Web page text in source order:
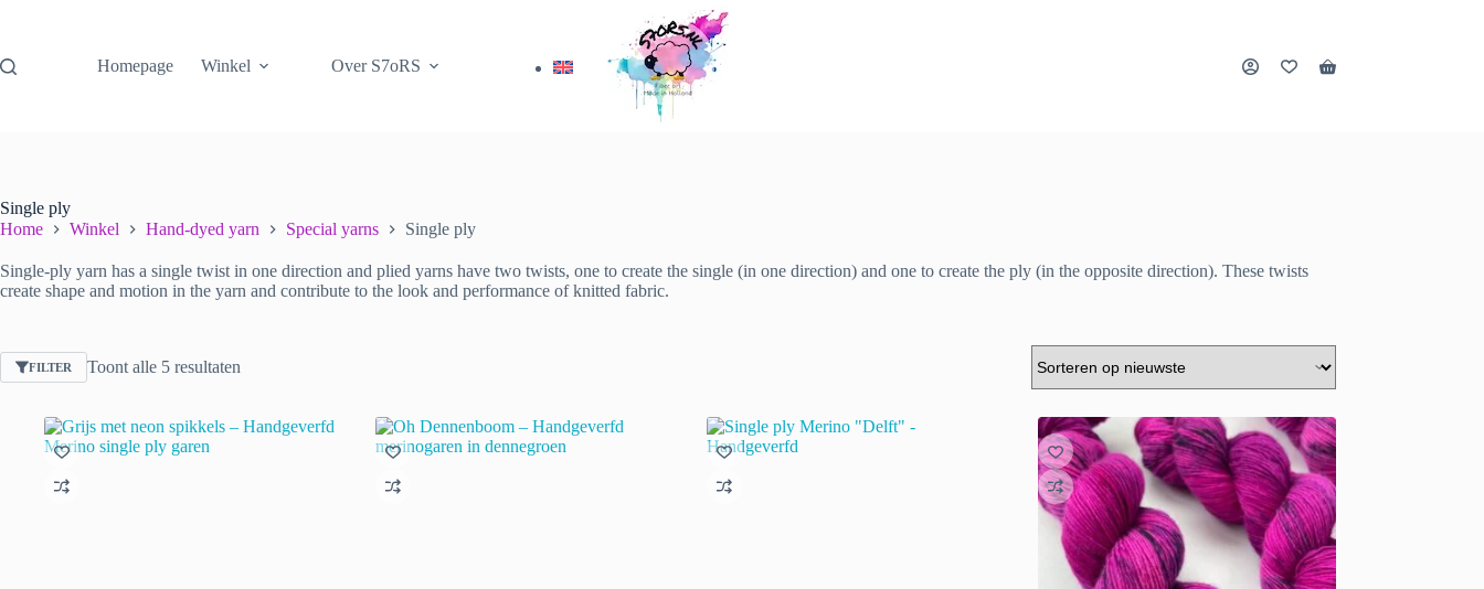
inhoud
Homepage Winkel Over S7oRS Winkelwagen
Single ply
Home
Winkel Hand-dyed yarn Special yarns Single ply
Single-ply yarn has a single twist in one direction and plied yarns have two twists, one to create the single (in one direction) and one to create the ply (in the opposite direction). These twists
create shape and motion in the yarn and contribute to the look and performance of knitted fabric.
FILTER Toont alle 5 resultaten